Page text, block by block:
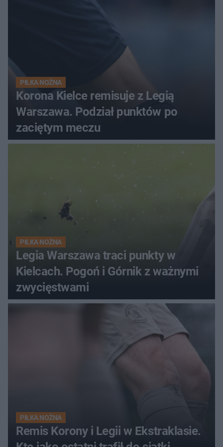
PIŁKA NOŻNA
Korona Kielce remisuje z Legią
Warszawa. Podział punktów po
zaciętym meczu
PIŁKA NOŻNA
Legia Warszawa traci punkty w
Kielcach. Pogoń i Górnik z ważnymi
zwycięstwami
PIŁKA NOŻNA
Remis Korony i Legii w Ekstraklasie.